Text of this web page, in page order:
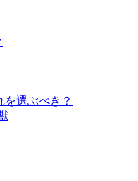
選ぶべき？